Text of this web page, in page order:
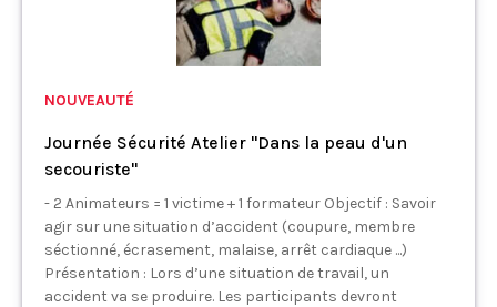
NOUVEAUTÉ
Journée Sécurité Atelier "Dans la peau d'un
secouriste"
- 2 Animateurs = 1 victime + 1 formateur Objectif : Savoir
agir sur une situation d’accident (coupure, membre
séctionné, écrasement, malaise, arrêt cardiaque ...)
Présentation : Lors d’une situation de travail, un
accident va se produire. Les participants devront